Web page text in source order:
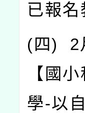
已報名
( 四) 2
【國
學-以